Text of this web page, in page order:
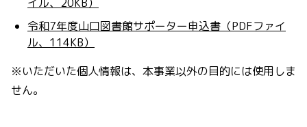
令和7年度山口図書館サポーター申込書（PDFファイ
ル、114KB）
※いただいた個人情報は、本事業以外の目的には使用しま
せん。